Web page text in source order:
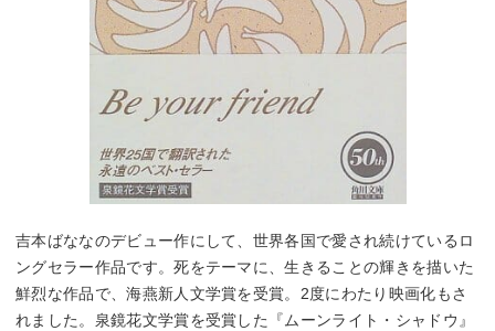
吉本ばななのデビュー作にして、世界各国で愛され続けているロ
ングセラー作品です。死をテーマに、生きることの輝きを描いた
鮮烈な作品で、海燕新人文学賞を受賞。2度にわたり映画化もさ
れました。泉鏡花文学賞を受賞した『ムーンライト・シャドウ』